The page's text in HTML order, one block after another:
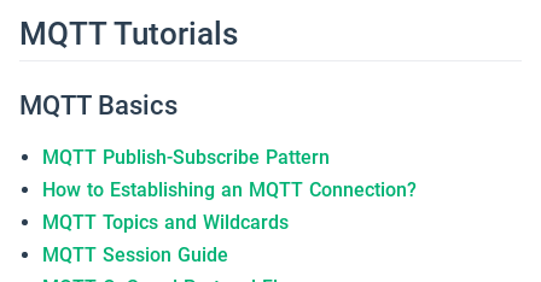
MQTT Tutorials
MQTT Basics
MQTT Publish-Subscribe Pattern
How to Establishing an MQTT Connection?
MQTT Topics and Wildcards
MQTT Session Guide